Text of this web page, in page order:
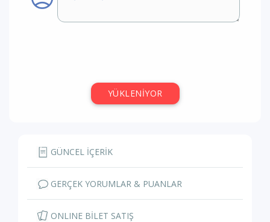
YÜKLENİYOR
GÜNCEL İÇERİK
GERÇEK YORUMLAR & PUANLAR
ONLINE BİLET SATIŞ